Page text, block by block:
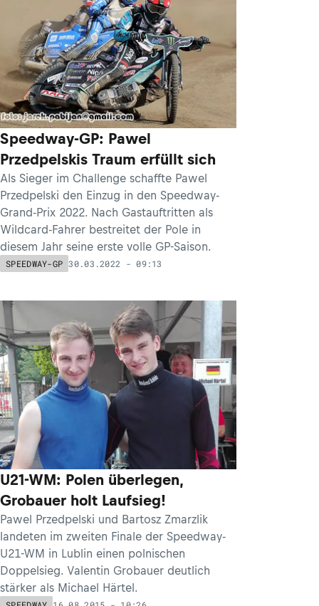
Speedway-GP: Pawel
Przedpelskis Traum erfüllt sich
Als Sieger im Challenge schaffte Pawel
Przedpelski den Einzug in den Speedway-
Grand-Prix 2022. Nach Gastauftritten als
Wildcard-Fahrer bestreitet der Pole in
diesem Jahr seine erste volle GP-Saison.
SPEEDWAY-GP 30.03.2022 - 09:13
U21-WM: Polen überlegen,
Grobauer holt Laufsieg!
Pawel Przedpelski und Bartosz Zmarzlik
landeten im zweiten Finale der Speedway-
U21-WM in Lublin einen polnischen
Doppelsieg. Valentin Grobauer deutlich
stärker als Michael Härtel.